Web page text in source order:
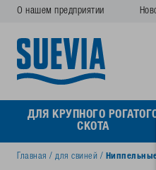
О нашем предприятии
ДЛЯ КРУПНОГО
СКОТА
Главная / для свиней /